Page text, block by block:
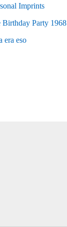
Imprints
Party 1968
era eso